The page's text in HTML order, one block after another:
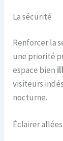
La sécurité
Renforcer la
une priorité
espace bien
visiteurs
nocturne.
Éclairer